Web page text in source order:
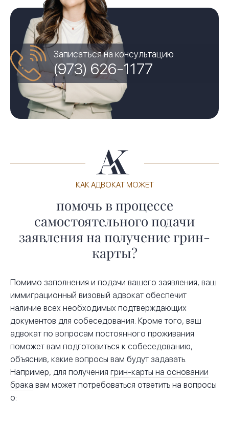
Записаться на консультацию
(973) 626-1177
КАК АДВОКАТ МОЖЕТ
помочь в процессе
самостоятельного подачи
заявления на получение грин-
карты?
Помимо заполнения и подачи вашего заявления, ваш
иммиграционный визовый адвокат обеспечит
наличие всех необходимых подтверждающих
документов для собеседования. Кроме того, ваш
адвокат по вопросам постоянного проживания
поможет вам подготовиться к собеседованию,
объяснив, какие вопросы вам будут задавать.
Например, для получения грин-карты на основании
брака вам может потребоваться ответить на вопросы
о: